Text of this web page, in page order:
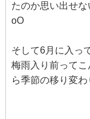
たのか思い出せな
oO
そして6月に入っ
梅雨入り前って
ら季節の移り変わ